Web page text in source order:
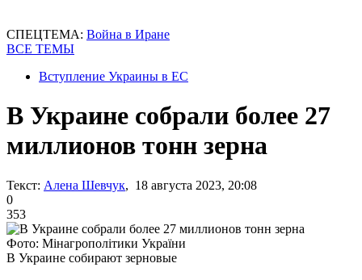
СПЕЦТЕМА: Война в Иране
ВСЕ ТЕМЫ
Вступление Украины в ЕС
В Украине собрали более 27
миллионов тонн зерна
Текст: Алена Шевчук, 18 августа 2023, 20:08
0
353
Фото: Мінагрополітики України
В Украине собирают зерновые